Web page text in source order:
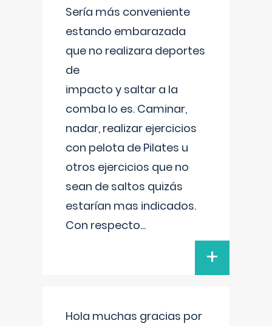
Sería más conveniente
estando embarazada
que no realizara deportes
de
impacto y saltar a la
comba lo es. Caminar,
nadar, realizar ejercicios
con pelota de Pilates u
otros ejercicios que no
sean de saltos quizás
estarían mas indicados.
Con respecto...
+
Hola muchas gracias por